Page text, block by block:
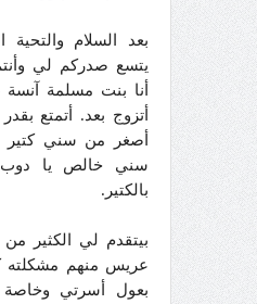
بعد السلام والتحية
يتسع صدركم لي
أتزوج بعد. أتمتع
أصغر من سني كتير
بالكتير.
بيتقدم لي الكثير
عريس منهم مشكلته
بعول أسرتي